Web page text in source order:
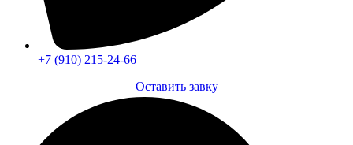
+7 (910) 215-24-66
Оставить завку